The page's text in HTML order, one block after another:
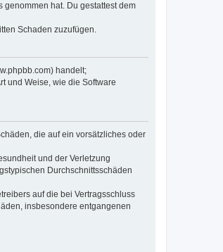
genommen hat. Du gestattest dem
Schaden zuzufügen.
handelt;
und Weise, wie die Software
die auf ein vorsätzliches oder
und der Verletzung
Durchschnittsschäden
auf die bei Vertragsschluss
insbesondere entgangenen